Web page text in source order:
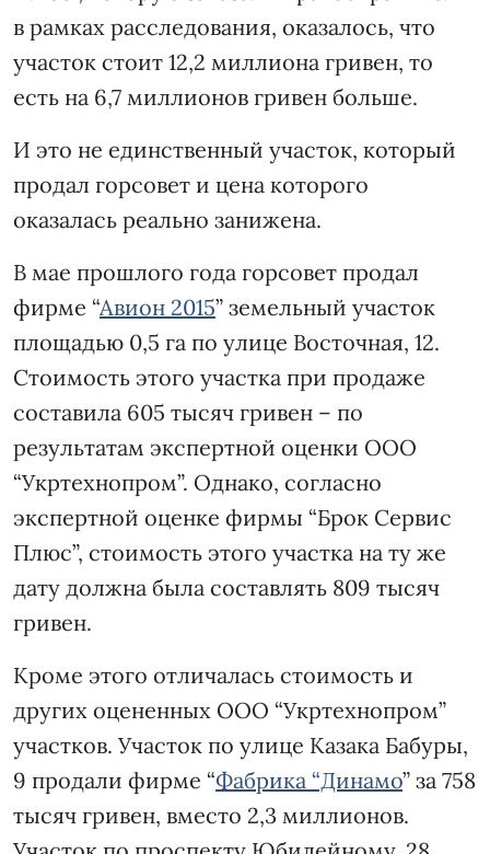
в рамках расследования, оказалось, что
участок стоит 12,2 миллиона гривен, то
есть на 6,7 миллионов гривен больше.
И это не единственный участок, который
продал горсовет и цена которого
оказалась реально занижена.
В мае прошлого года горсовет продал
фирме “Авион 2015” земельный участок
площадью 0,5 га по улице Восточная, 12.
Стоимость этого участка при продаже
составила 605 тысяч гривен – по
результатам экспертной оценки ООО
“Укртехнопром”. Однако, согласно
экспертной оценке фирмы “Брок Сервис
Плюс”, стоимость этого участка на ту же
дату должна была составлять 809 тысяч
гривен.
Кроме этого отличалась стоимость и
других оцененных ООО “Укртехнопром”
участков. Участок по улице Казака Бабуры,
9 продали фирме “Фабрика “Динамо” за 758
тысяч гривен, вместо 2,3 миллионов.